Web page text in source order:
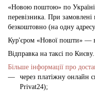
«Новою поштою» по
перевізника. При замовлені
безкоштовно (на одну
Кур'єром «Нової пошти» —
Відправка на таксі по Києву.
Більше інформації про
через платіжну онлайн
Privat24);